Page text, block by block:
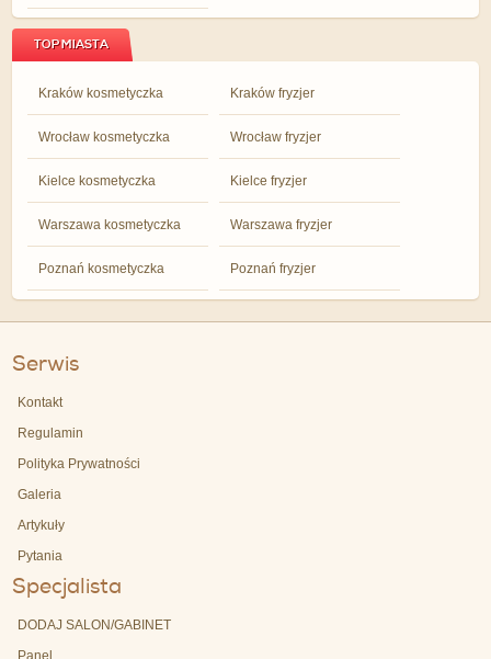
TOP MIASTA
Kraków kosmetyczka Kraków fryzjer
Wrocław kosmetyczka Wrocław fryzjer
Kielce kosmetyczka Kielce fryzjer
Warszawa kosmetyczka Warszawa fryzjer
Poznań kosmetyczka Poznań fryzjer
Serwis
Kontakt
Regulamin
Polityka Prywatności
Galeria
Artykuły
Pytania
Specjalista
DODAJ SALON/GABINET